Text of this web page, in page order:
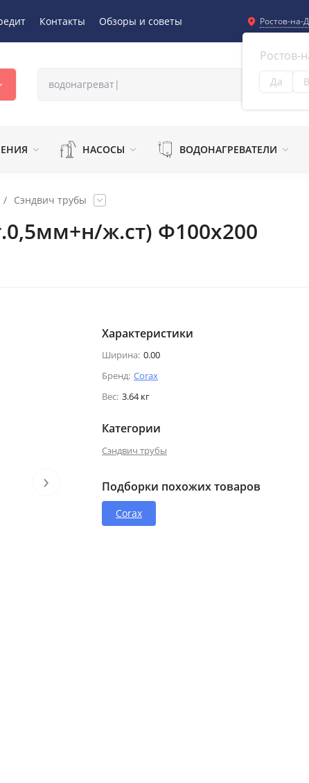
Контакты Обзоры и советы Ростов-на-
Ростов-
Да
НАСОСЫ ВОДОНАГРЕВАТЕЛИ
/ Сэндвич трубы
ж.ст) Ф100х200
›
Характеристики
Ширина: 0.00
Бренд: Corax
Вес: 3.64 кг
Категории
Сэндвич трубы
Подборки похожих товаров
Corax